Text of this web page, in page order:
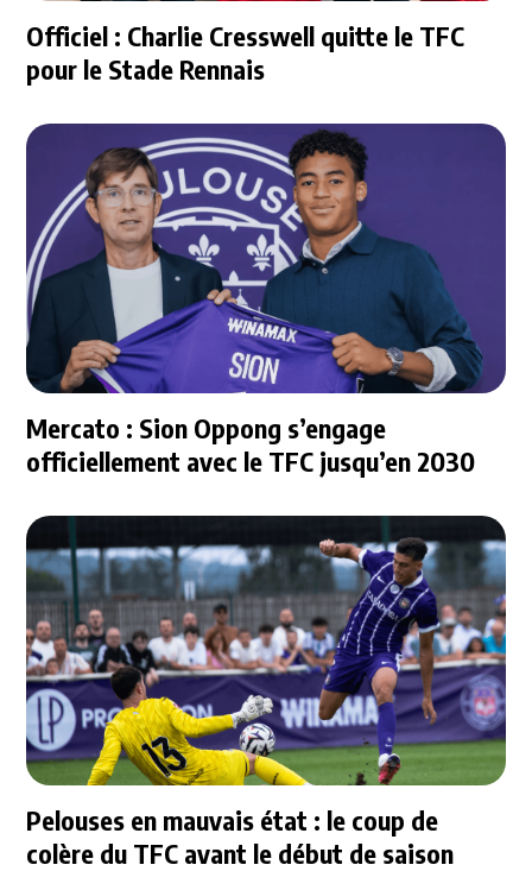
Officiel : Charlie Cresswell quitte le TFC
pour le Stade Rennais
Mercato : Sion Oppong s’engage
officiellement avec le TFC jusqu’en 2030
Pelouses en mauvais état : le coup de
colère du TFC avant le début de saison